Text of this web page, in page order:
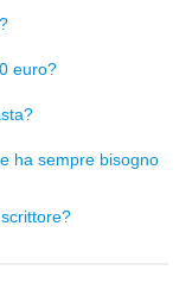
euro?
ha sempre bisogno